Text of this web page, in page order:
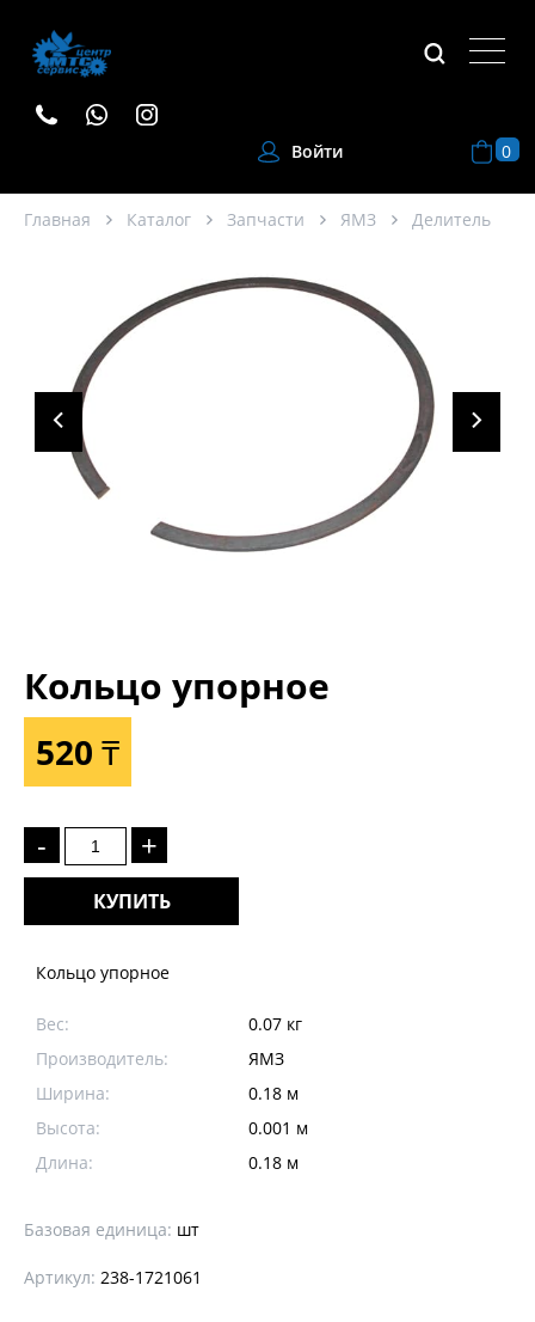
Войти 0
Главная Каталог Запчасти ЯМЗ Делитель
Кольцо упорное
520 ₸
- +
КУПИТЬ
Кольцо упорное
Вес:
0.07 кг
Производитель:
ЯМЗ
Ширина:
0.18 м
Высота:
0.001 м
Длина:
0.18 м
Базовая единица: шт
Артикул: 238-1721061